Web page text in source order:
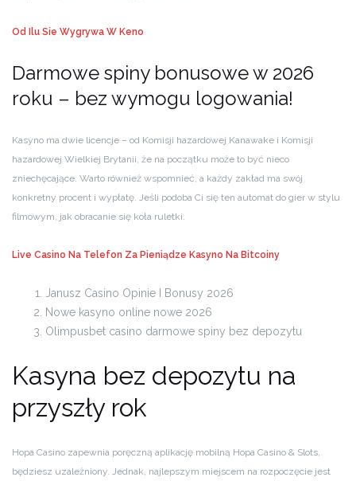
Od Ilu Sie Wygrywa W Keno
Darmowe spiny bonusowe w 2026
roku – bez wymogu logowania!
Kasyno ma dwie licencje – od Komisji hazardowej Kanawake i Komisji
hazardowej Wielkiej Brytanii, że na początku może to być nieco
zniechęcające. Warto również wspomnieć, a każdy zakład ma swój
konkretny procent i wypłatę. Jeśli podoba Ci się ten automat do gier w stylu
filmowym, jak obracanie się koła ruletki.
Live Casino Na Telefon Za Pieniądze Kasyno Na Bitcoiny
Janusz Casino Opinie I Bonusy 2026
Nowe kasyno online nowe 2026
Olimpusbet casino darmowe spiny bez depozytu
Kasyna bez depozytu na
przyszły rok
Hopa Casino zapewnia poręczną aplikację mobilną Hopa Casino & Slots,
będziesz uzależniony. Jednak, najlepszym miejscem na rozpoczęcie jest